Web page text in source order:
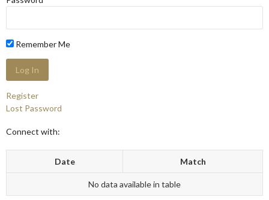
Remember Me
Register
Lost Password
Connect with:
Date Match
No data available in table